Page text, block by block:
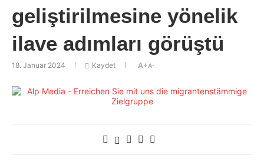
geliştirilmesine yönelik
ilave adımları görüştü
18. Januar 2024 Kaydet A+A-